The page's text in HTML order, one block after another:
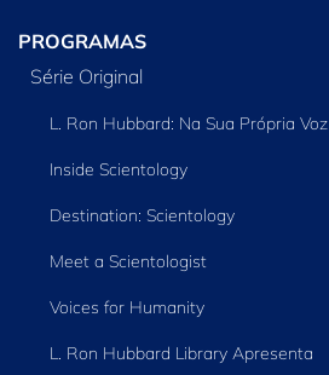
PROGRAMAS
Série Original
L. Ron Hubbard: Na Sua Própria Voz
Inside Scientology
Destination: Scientology
Meet a Scientologist
Voices for Humanity
L. Ron Hubbard Library Apresenta